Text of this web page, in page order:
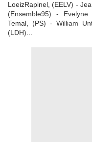
LoeizRapinel , (EELV) -
(Ensemble95) -
Temal, (PS) - William
(LDH)...